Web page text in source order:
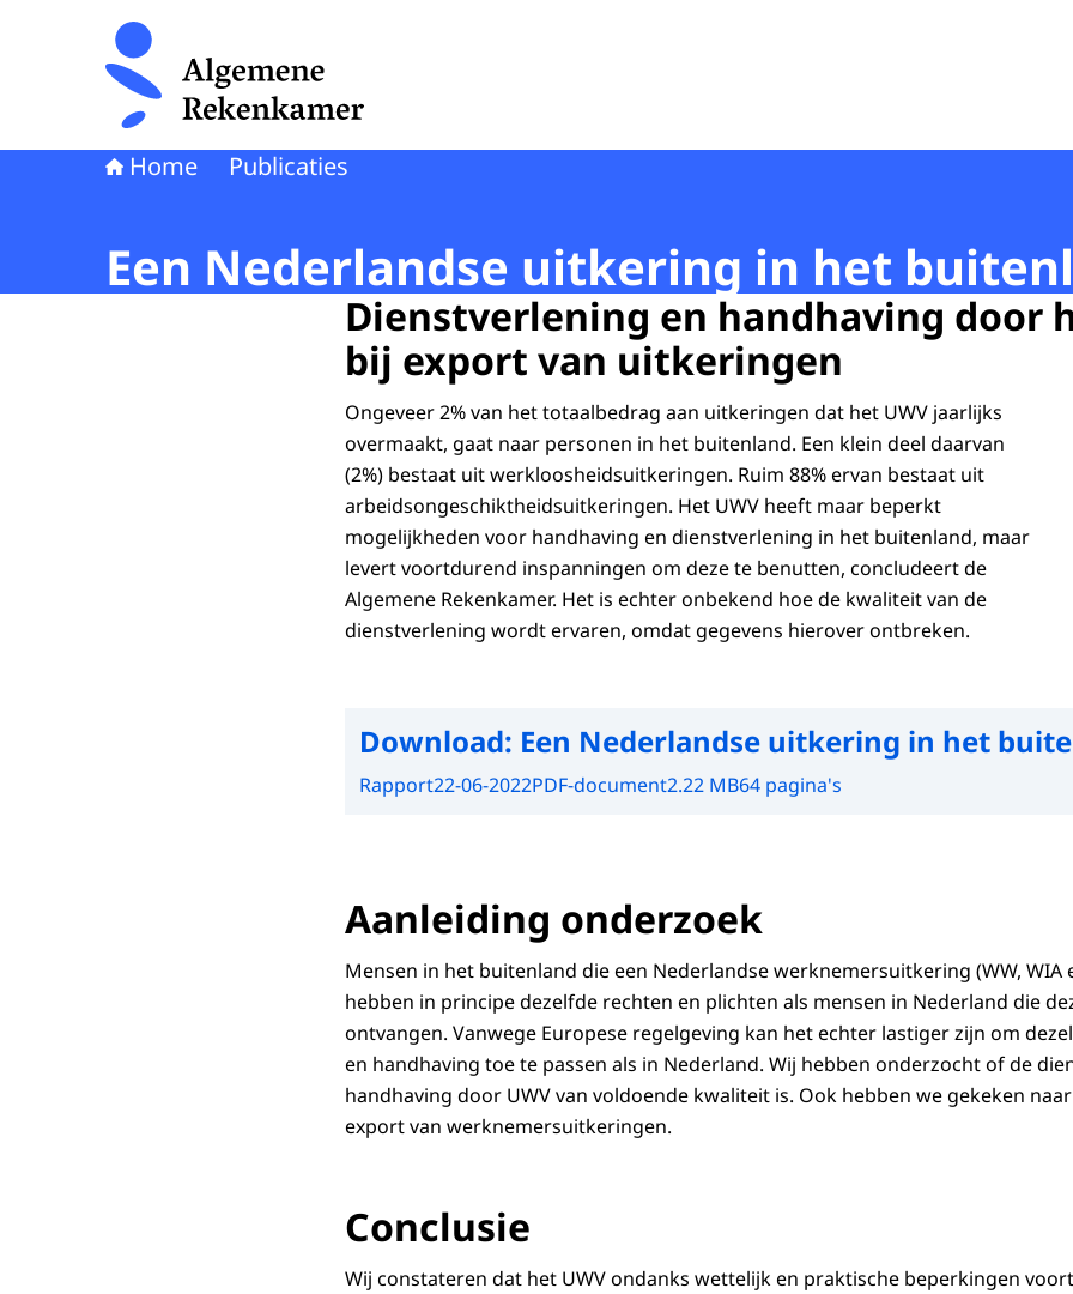
Naar de homepage van Algemene Rekenkamer
Home Publicaties
Een Nederlandse uitkering in het
Dienstverlening en handhaving door
bij export van uitkeringen
Ongeveer 2% van het totaalbedrag aan uitkeringen dat het UWV jaarlijks
overmaakt, gaat naar personen in het buitenland. Een klein deel daarvan
(2%) bestaat uit werkloosheidsuitkeringen. Ruim 88% ervan bestaat uit
arbeidsongeschiktheidsuitkeringen. Het UWV heeft maar beperkt
mogelijkheden voor handhaving en dienstverlening in het buitenland, maar
levert voortdurend inspanningen om deze te benutten, concludeert de
Algemene Rekenkamer. Het is echter onbekend hoe de kwaliteit van de
dienstverlening wordt ervaren, omdat gegevens hierover ontbreken.
Download: Een Nederlandse uitkering in het
Rapport22-06-2022PDF-document2.22 MB64 pagina's
Aanleiding onderzoek
Mensen in het buitenland die een Nederlandse werknemersuitkering (WW, WIA
hebben in principe dezelfde rechten en plichten als mensen in Nederland die
ontvangen. Vanwege Europese regelgeving kan het echter lastiger zijn om
en handhaving toe te passen als in Nederland. Wij hebben onderzocht of de
handhaving door UWV van voldoende kwaliteit is. Ook hebben we gekeken
export van werknemersuitkeringen.
Conclusie
Wij constateren dat het UWV ondanks wettelijk en praktische beperkingen